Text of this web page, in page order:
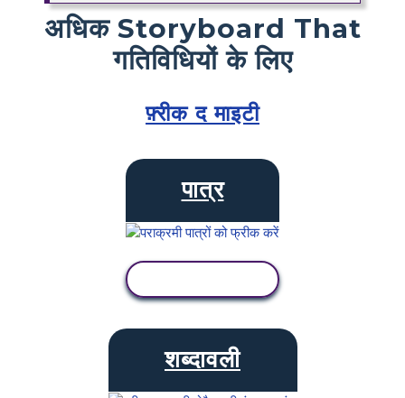
अधिक Storyboard That
गतिविधियों के लिए
फ़्रीक द माइटी
पात्र
शब्दावली